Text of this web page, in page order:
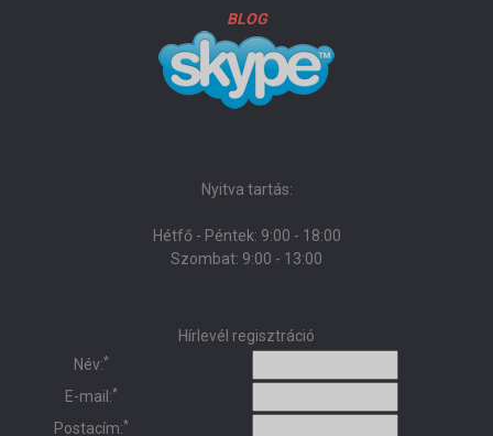
BLOG
Nyitva tartás:
Hétfő - Péntek: 9:00 - 18:00
Szombat: 9:00 - 13:00
Hírlevél regisztráció
Név:*
E-mail:*
Postacím:*